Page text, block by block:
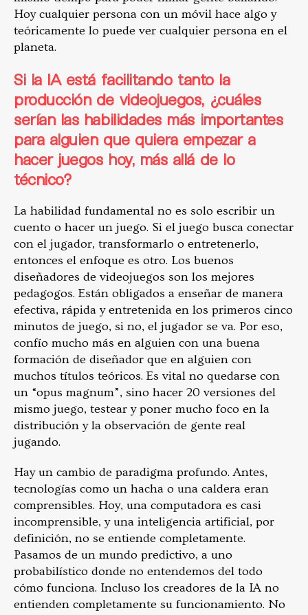
Hoy cualquier persona con un móvil hace algo y
teóricamente lo puede ver cualquier persona en el
planeta.
Si la IA está facilitando tanto la
producción de videojuegos, ¿cuáles
serían las habilidades más importantes
para alguien que quiera empezar a
hacer juegos hoy, más allá de lo
técnico?
La habilidad fundamental no es solo escribir un
cuento o hacer un juego. Si el juego busca conectar
con el jugador, transformarlo o entretenerlo,
entonces el enfoque es otro. Los buenos
diseñadores de videojuegos son los mejores
pedagogos. Están obligados a enseñar de manera
efectiva, rápida y entretenida en los primeros cinco
minutos de juego, si no, el jugador se va. Por eso,
confío mucho más en alguien con una buena
formación de diseñador que en alguien con
muchos títulos teóricos. Es vital no quedarse con
un “opus magnum”, sino hacer 20 versiones del
mismo juego, testear y poner mucho foco en la
distribución y la observación de gente real
jugando.
Hay un cambio de paradigma profundo. Antes,
tecnologías como un hacha o una caldera eran
comprensibles. Hoy, una computadora es casi
incomprensible, y una inteligencia artificial, por
definición, no se entiende completamente.
Pasamos de un mundo predictivo, a uno
probabilístico donde no entendemos del todo
cómo funciona. Incluso los creadores de la IA no
entienden completamente su funcionamiento. No